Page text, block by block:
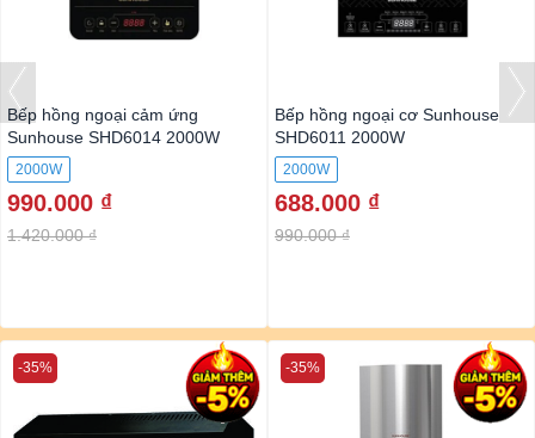
Bếp hồng ngoại cảm ứng
Sunhouse SHD6014 2000W
2000W
990.000 ₫
1.420.000 ₫
Bếp hồng ngoại cơ Sunhouse
SHD6011 2000W
2000W
688.000 ₫
990.000 ₫
-35% -35%